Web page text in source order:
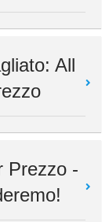
All
Prezzo -